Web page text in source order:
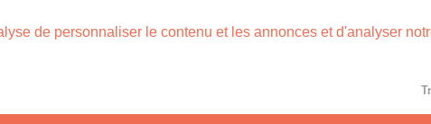
de personnaliser le contenu et les annonces et d'analyser